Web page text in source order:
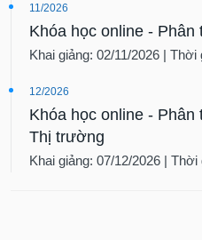
11/2026
Khóa học online -
Khai giảng: 02/11/2026 | Thời
12/2026
Khóa học online -
Thị trường
Khai giảng: 07/12/2026 | Thời
DỊCH
VỤ
THÔNG